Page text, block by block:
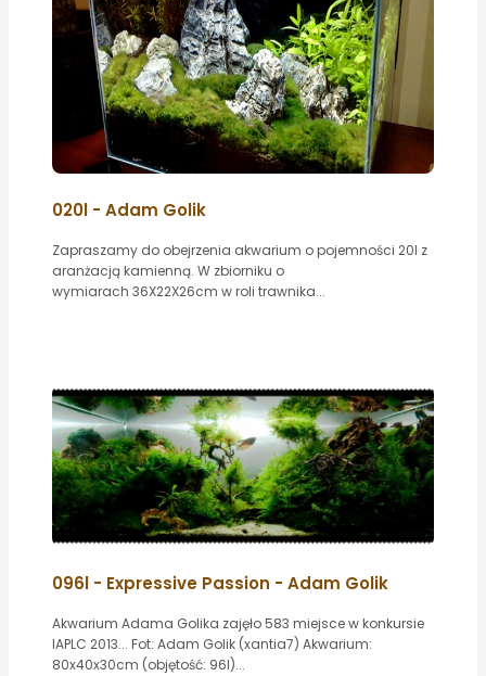
020l - Adam Golik
Zapraszamy do obejrzenia akwarium o pojemności 20l z
aranżacją kamienną. W zbiorniku o
wymiarach 36X22X26cm w roli trawnika...
096l - Expressive Passion - Adam Golik
Akwarium Adama Golika zajęło 583 miejsce w konkursie
IAPLC 2013... Fot: Adam Golik (xantia7) Akwarium:
80x40x30cm (objętość: 96l)...